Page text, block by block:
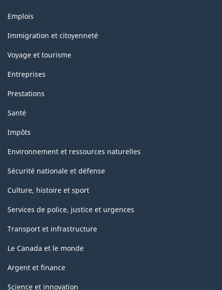
Thèmes
sujets
Emplois
Immigration et citoyenneté
Voyage et tourisme
Entreprises
Prestations
Santé
Impôts
Environnement et ressources naturelles
Sécurité nationale et défense
Culture, histoire et sport
Services de police, justice et urgences
Transport et infrastructure
Le Canada et le monde
Argent et finance
Science et innovation